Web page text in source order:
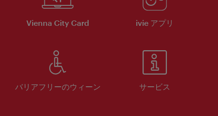
Vienna City Card ivie アプリ
バリアフリーのウィーン サービス